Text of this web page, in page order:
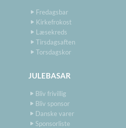
Fredagsbar
Kirkefrokost
Læsekreds
Tirsdagsaften
Torsdagskor
JULEBASAR
Bliv frivillig
Bliv sponsor
Danske varer
Sponsorliste